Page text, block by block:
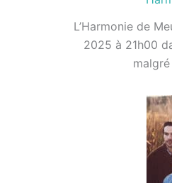
L’Harmonie de
2025 à 21h00